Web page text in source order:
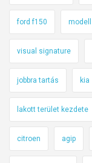
ford f150 modell
visual signature
jobbra tartás kia
lakott terület kezdete
citroen agip